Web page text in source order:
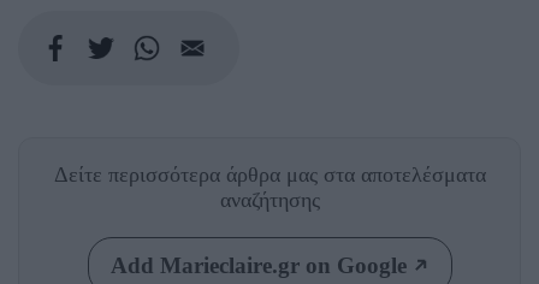
Δείτε περισσότερα άρθρα μας στα αποτελέσματα
αναζήτησης
Add Marieclaire.gr on Google